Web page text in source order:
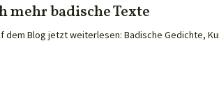
mehr badische Texte
dem Blog jetzt weiterlesen: Badische Gedichte,